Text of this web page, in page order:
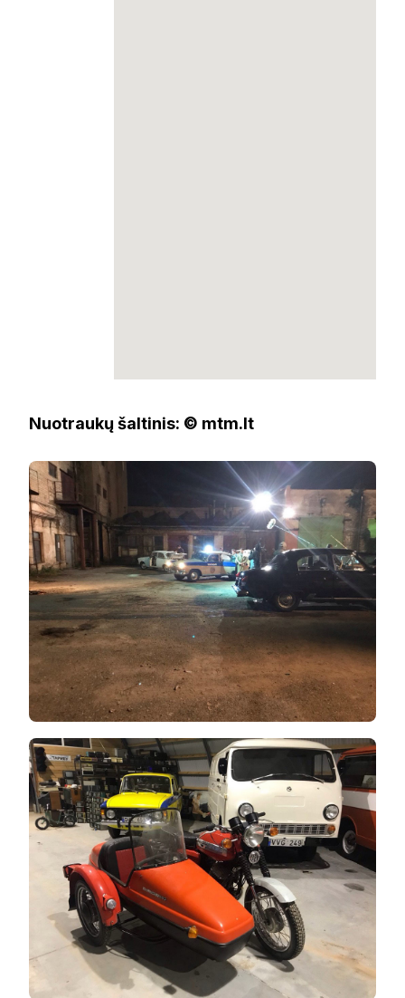
Nuotraukų šaltinis: © mtm.lt